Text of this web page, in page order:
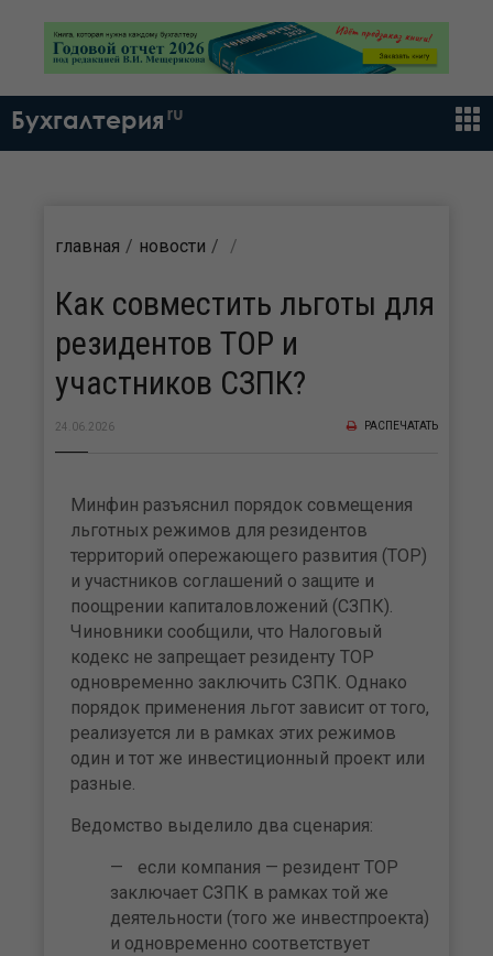
Бухгалтерия ru
главная новости
Как совместить льготы для
резидентов ТОР и
участников СЗПК?
24.06.2026 РАСПЕЧАТАТЬ
Минфин разъяснил порядок совмещения
льготных режимов для резидентов
территорий опережающего развития (ТОР)
и участников соглашений о защите и
поощрении капиталовложений (СЗПК).
Чиновники сообщили, что Налоговый
кодекс не запрещает резиденту ТОР
одновременно заключить СЗПК. Однако
порядок применения льгот зависит от того,
реализуется ли в рамках этих режимов
один и тот же инвестиционный проект или
разные.
Ведомство выделило два сценария:
если компания — резидент ТОР
заключает СЗПК в рамках той же
деятельности (того же инвестпроекта)
и одновременно соответствует